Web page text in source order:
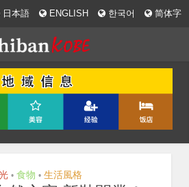
日本語 ENGLISH 한국어 简体字
• 食物 • 生活風格